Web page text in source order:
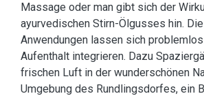
Massage oder man gibt sich der
ayurvedischen Stirn-Ölgusses hin. Die
Anwendungen lassen sich
Aufenthalt integrieren. Dazu
frischen Luft in der wunderschönen
Umgebung des Rundlingsdorfes, ein